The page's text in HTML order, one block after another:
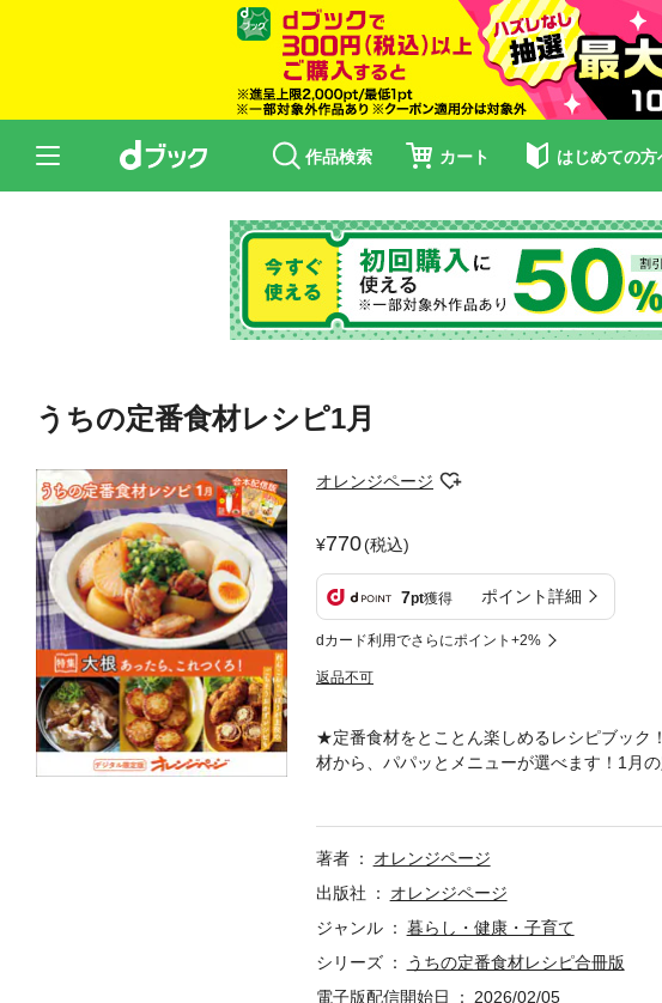
作品検索 カート はじめての方
うちの定番食材レシピ1月
オレンジページ
770(税込)
7pt獲得 ポイント詳細
dカード利用でさらにポイント+2%
返品不可
★定番食材をとことん楽しめるレシピブック
材から、パパッとメニューが選べます！1月
のごちそうやふだんのごはんにもっと食べ
ーズ煮／大根と鶏もも肉のエスニックスープ
甘みそ炒め／大根と豚バラのおろし煮／焼き
ダ／大根と鶏むねのみそグラタン／大根と鶏
たし／大根と手羽元のオイスターみそ煮／大
ピリ辛煮／大根と牛肉の中華風おかずサラダ
著者
オレンジページ
出版社
オレンジページ
ジャンル
暮らし・健康・子育て
シリーズ
うちの定番食材レシピ合冊版
電子版配信開始日
2026/02/05